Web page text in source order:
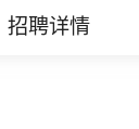
招聘详情